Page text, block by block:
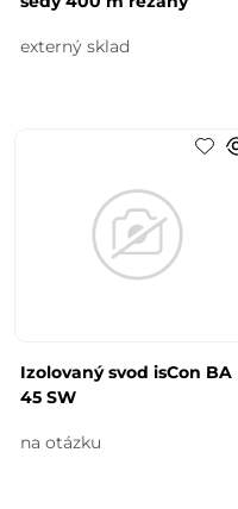
externý sklad
Izolovaný svod isCon BA
45 SW
na otázku